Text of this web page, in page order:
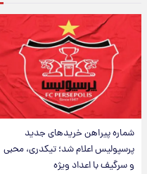
شماره پیراهن خریدهای جدید
پرسپولیس اعلام شد؛ تیکدری، محبی
و سرگیف با اعداد ویژه